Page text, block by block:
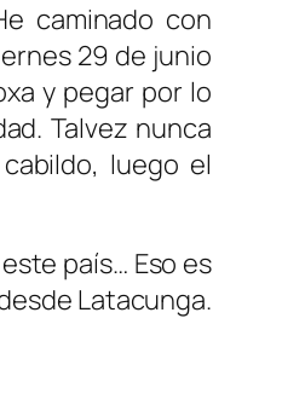
caminado con
29 de junio
y pegar por lo
Talvez nunca
luego el
país… Eso es
Latacunga.